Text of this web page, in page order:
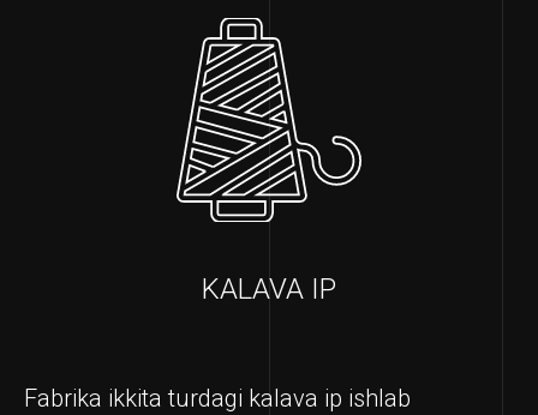
KALAVA IP
Fabrika ikkita turdagi kalava ip ishlab